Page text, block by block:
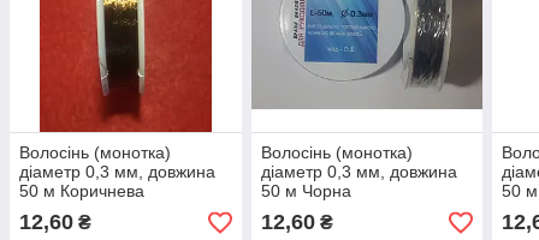
Волосінь (монотка)
діаметр 0,3 мм, довжина
50 м Коричнева
12,60 ₴
Волосінь (монотка)
діаметр 0,3 мм, довжина
50 м Чорна
12,60₴
50